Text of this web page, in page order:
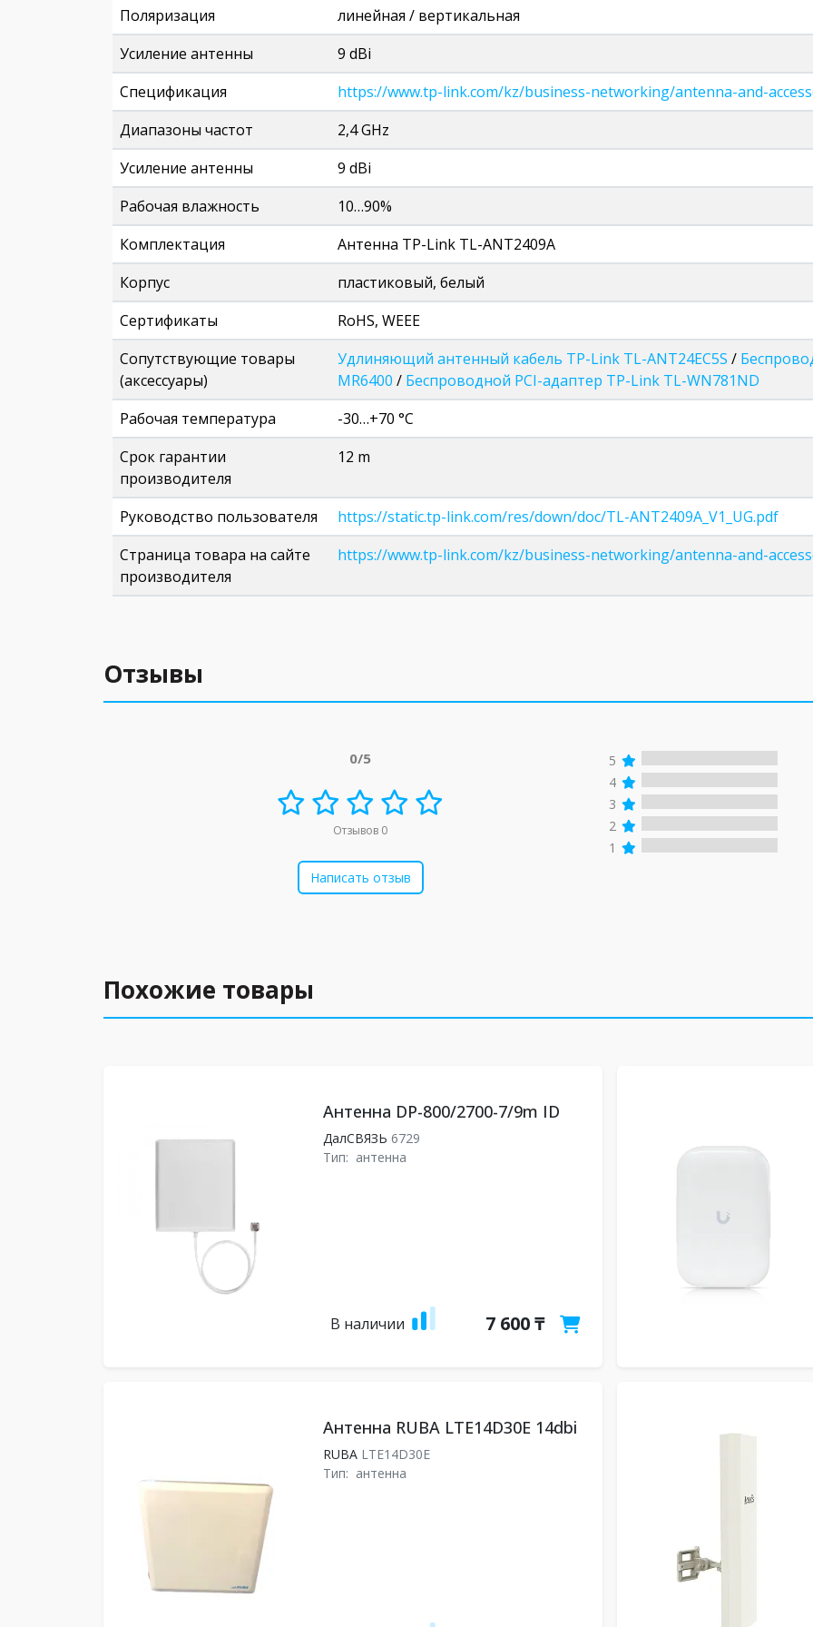
Поляризация
линейная / вертикальная
Усиление антенны
9 dBi
Спецификация
https://www.tp-link.com/kz/business-networking/antenna-and-
Диапазоны частот
2,4 GHz
Усиление антенны
9 dBi
Рабочая влажность
10…90%
Комплектация
Антенна TP-Link TL-ANT2409А
Корпус
пластиковый, белый
Сертификаты
RoHS, WEEE
Сопутствующие товары
(аксессуары)
Удлиняющий антенный кабель TP-Link TL-ANT24EC5S /
MR6400 / Беспроводной PCI-адаптер TP-Link TL-WN781ND
Рабочая температура
-30…+70 °C
Срок гарантии
производителя
12 m
Руководство пользователя
https://static.tp-link.com/res/down/doc/TL-ANT2409A_V1_UG.pdf
Страница товара на сайте
производителя
https://www.tp-link.com/kz/business-networking/antenna-and-
Отзывы
0/5
Отзывов 0
Написать отзыв
5
4
3
2
1
Похожие товары
Антенна DP-800/2700-7/9m ID
ДалСВЯЗЬ 6729
Тип: антенна
В наличии 7 600 ₸
Антенна RUBA LTE14D30E 14dbi
RUBALTE14D30E
Тип: антенна